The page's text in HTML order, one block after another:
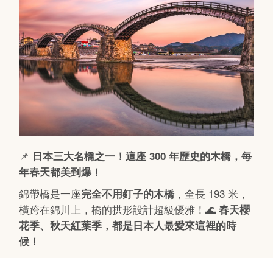
📌 日本三大名橋之一！這座 300 年歷史的木橋，每
年春天都美到爆！
錦帶橋是一座完全不用釘子的木橋 ，全長 193 米，
橫跨在錦川上，橋的拱形設計超級優雅！🌊春天櫻
花季、秋天紅葉季，都是日本人最愛來這裡的時
候！